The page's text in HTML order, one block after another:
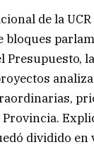
de la
bloques
Presupuesto,
dividido en